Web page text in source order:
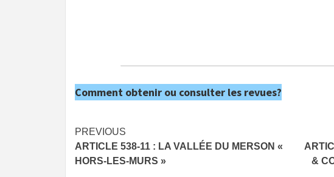
Comment obtenir ou consulter les revues?
Post
navigation
PREVIOUS
ARTICLE 538-11 : LA VALLÉE DU MERSON «
HORS-LES-MURS »
&